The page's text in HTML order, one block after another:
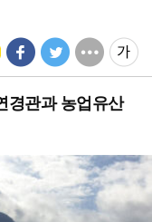
경관과 농업유산